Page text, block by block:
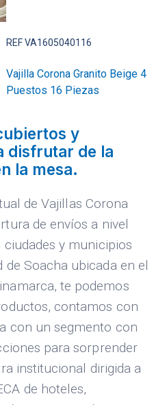
REF VA1605040116
Vajilla Corona Granito Beige 4
Puestos 16 Piezas
y
disfrutar de la
la mesa.
de Vajillas Corona
de envíos a nivel
y municipios
de Soacha ubicada en el
te podemos
contamos con
con un segmento con
para sorprender
institucional dirigida a
de hoteles,